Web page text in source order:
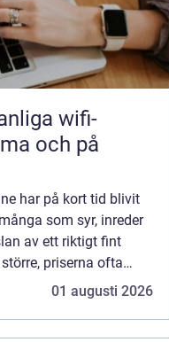
wifi-
och på
har på kort tid blivit
som syr, inreder
av ett riktigt fint
priserna ofta
och ro jämföra
01 augusti 2026